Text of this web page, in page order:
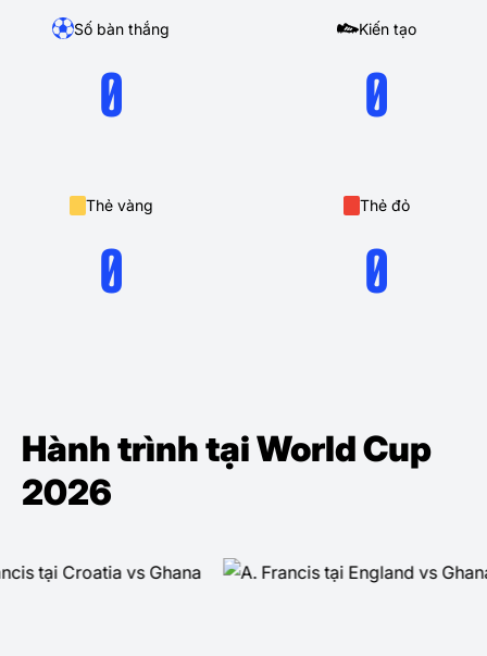
Số bàn thắng
0
Kiến tạo
0
Thẻ vàng
0
Thẻ đỏ
0
Hành trình tại World Cup
2026